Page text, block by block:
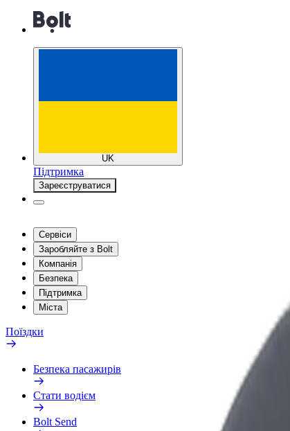
UK
Підтримка
Зареєструватися
Сервіси
Заробляйте з Bolt
Компанія
Безпека
Підтримка
Міста
Поїздки
Безпека пасажирів
Стати водієм
Bolt Send